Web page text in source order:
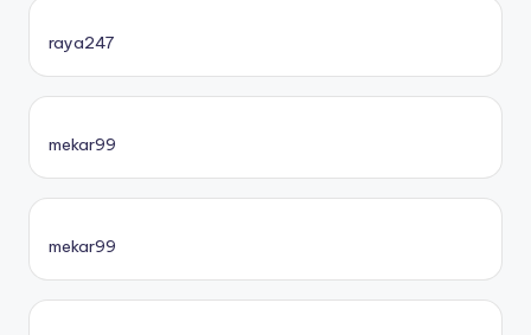
raya247
mekar99
mekar99